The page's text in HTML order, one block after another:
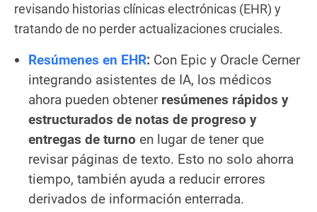
revisando historias clínicas electrónicas (EHR) y
tratando de no perder actualizaciones cruciales.
Resúmenes en EHR: Con Epic y Oracle Cerner
integrando asistentes de IA, los médicos
ahora pueden obtener resúmenes rápidos y
estructurados de notas de progreso y
entregas de turno en lugar de tener que
revisar páginas de texto. Esto no solo ahorra
tiempo, también ayuda a reducir errores
derivados de información enterrada.